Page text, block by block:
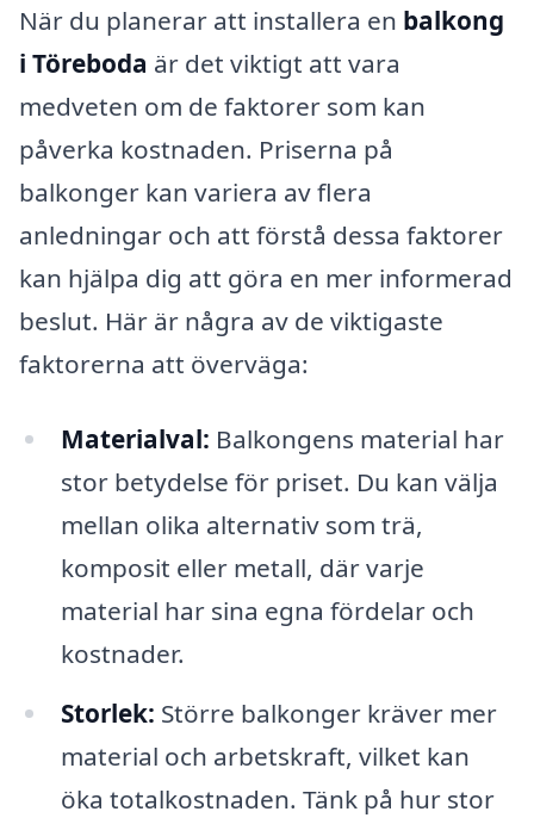
När du planerar att installera en balkong
i Töreboda är det viktigt att vara
medveten om de faktorer som kan
påverka kostnaden. Priserna på
balkonger kan variera av flera
anledningar och att förstå dessa faktorer
kan hjälpa dig att göra en mer informerad
beslut. Här är några av de viktigaste
faktorerna att överväga:
Materialval: Balkongens material har
stor betydelse för priset. Du kan välja
mellan olika alternativ som trä,
komposit eller metall, där varje
material har sina egna fördelar och
kostnader.
Storlek: Större balkonger kräver mer
material och arbetskraft, vilket kan
öka totalkostnaden. Tänk på hur stor